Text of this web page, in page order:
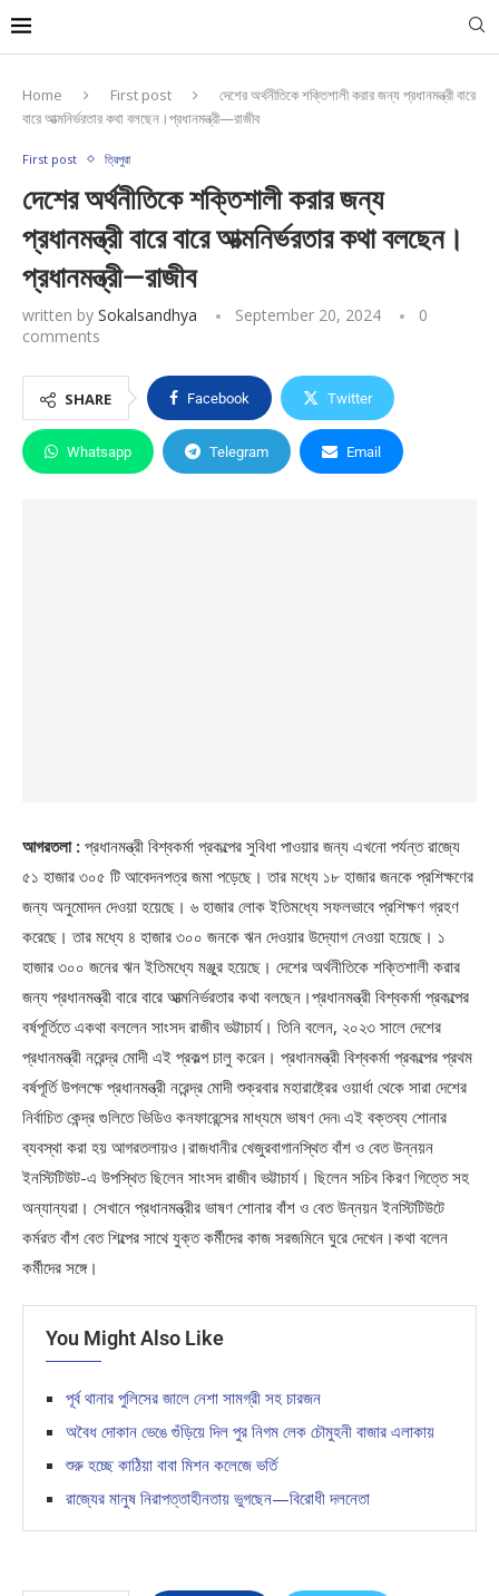
Home First post
দেশের অর্থনীতিকে শক্তিশালী করার জন্য প্রধানমন্ত্রী বারে
বারে আত্মনির্ভরতার কথা বলছেন।প্রধানমন্ত্রী—রাজীব
First post ত্রিপুরা
দেশের অর্থনীতিকে শক্তিশালী করার জন্য
প্রধানমন্ত্রী বারে বারে আত্মনির্ভরতার কথা বলছেন।
প্রধানমন্ত্রী—রাজীব
written by Sokalsandhya September 20, 2024
0
comments
SHARE Facebook Twitter
Whatsapp Telegram Email
আগরতলা : প্রধানমন্ত্রী বিশ্বকর্মা প্রকল্পের সুবিধা পাওয়ার জন্য এখনো পর্যন্ত রাজ্যে
৫১ হাজার ৩০৫ টি আবেদনপত্র জমা পড়েছে। তার মধ্যে ১৮ হাজার জনকে প্রশিক্ষণের
জন্য অনুমোদন দেওয়া হয়েছে। ৬ হাজার লোক ইতিমধ্যে সফলভাবে প্রশিক্ষণ গ্রহণ
করেছে। তার মধ্যে ৪ হাজার ৩০০ জনকে ঋন দেওয়ার উদ্যোগ নেওয়া হয়েছে। ১
হাজার ৩০০ জনের ঋন ইতিমধ্যে মঞ্জুর হয়েছে। দেশের অর্থনীতিকে শক্তিশালী করার
জন্য প্রধানমন্ত্রী বারে বারে আত্মনির্ভরতার কথা বলছেন।প্রধানমন্ত্রী বিশ্বকর্মা প্রকল্পের
বর্ষপূর্তিতে একথা বললেন সাংসদ রাজীব ভট্টাচার্য। তিনি বলেন, ২০২৩ সালে দেশের
প্রধানমন্ত্রী নরেন্দ্র মোদী এই প্রকল্প চালু করেন। প্রধানমন্ত্রী বিশ্বকর্মা প্রকল্পের প্রথম
বর্ষপূর্তি উপলক্ষে প্রধানমন্ত্রী নরেন্দ্র মোদী শুক্রবার মহারাষ্ট্রের ওয়ার্ধা থেকে সারা দেশের
নির্বাচিত কেন্দ্র গুলিতে ভিডিও কনফারেন্সের মাধ্যমে ভাষণ দেন৷ এই বক্তব্য শোনার
ব্যবস্থা করা হয় আগরতলায়ও।রাজধানীর খেজুরবাগানস্থিত বাঁশ ও বেত উন্নয়ন
ইনস্টিটিউট-এ উপস্থিত ছিলেন সাংসদ রাজীব ভট্টাচার্য। ছিলেন সচিব কিরণ গিত্তে সহ
অন্যান্যরা। সেখানে প্রধানমন্ত্রীর ভাষণ শোনার বাঁশ ও বেত উন্নয়ন ইনস্টিটিউটে
কর্মরত বাঁশ বেত শিল্পের সাথে যুক্ত কর্মীদের কাজ সরজমিনে ঘুরে দেখেন।কথা বলেন
কর্মীদের সঙ্গে।
You Might Also Like
পূর্ব থানার পুলিসের জালে নেশা সামগ্রী সহ চারজন
অবৈধ দোকান ভেঙে গুঁড়িয়ে দিল পুর নিগম লেক চৌমুহনী বাজার এলাকায়
শুরু হচ্ছে কাঠিয়া বাবা মিশন কলেজে ভর্তি
রাজ্যের মানুষ নিরাপত্তাহীনতায় ভুগছেন—বিরোধী দলনেতা